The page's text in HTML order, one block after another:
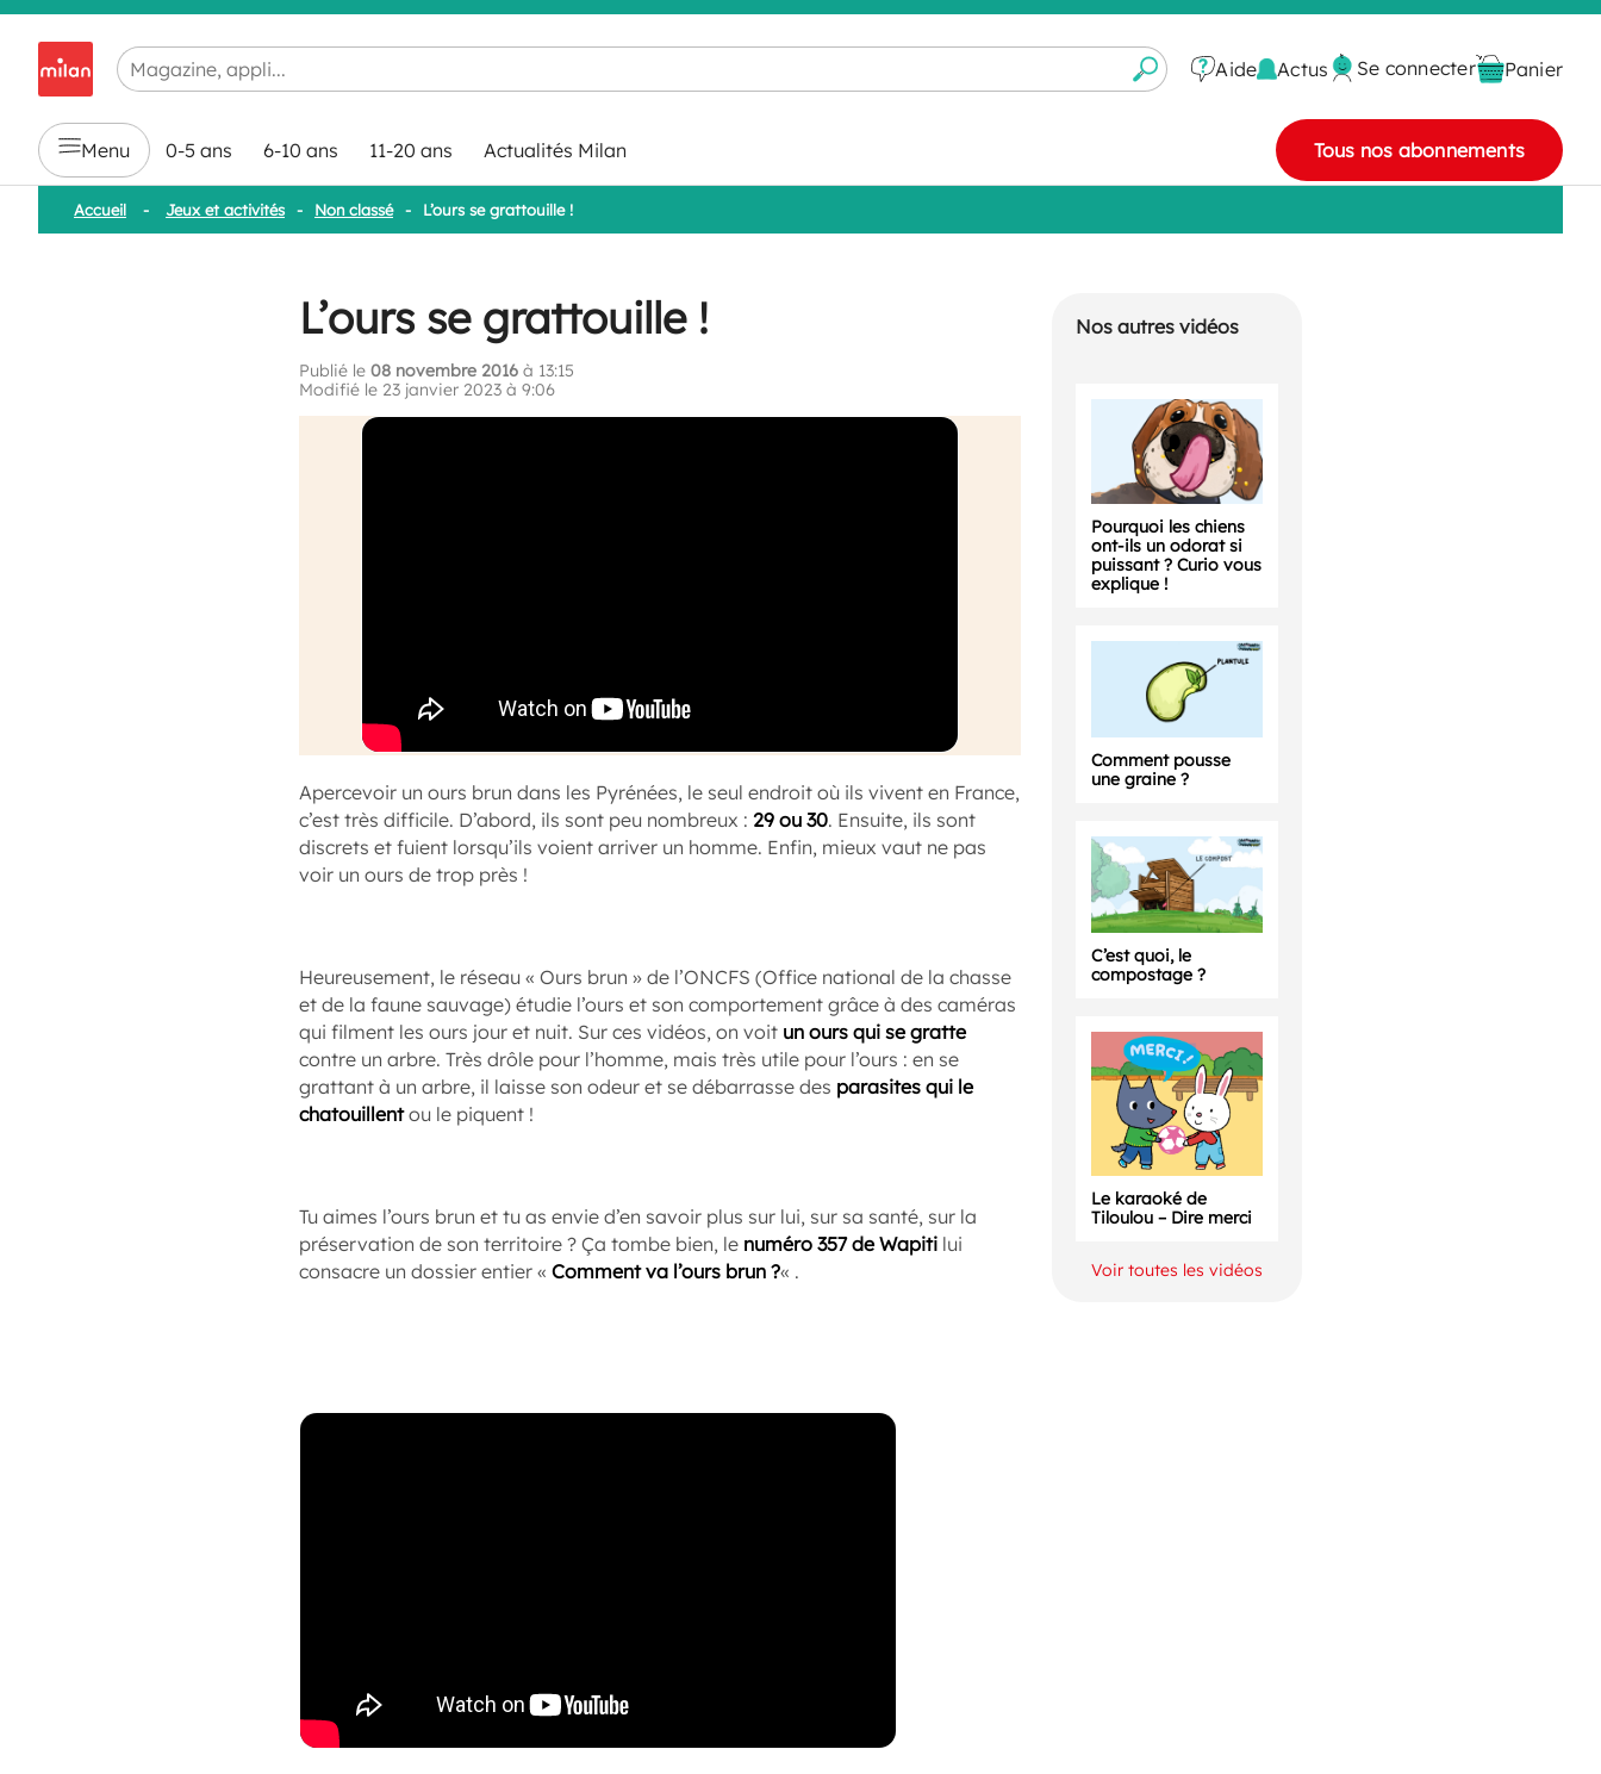
Chargement en cours...
Aide Actus Se connecter Panier
Menu 0-5 ans 6-10 ans 11-20 ans Actualités Milan Tous nos abonnements
Accueil - Jeux et activités - Non classé - L’ours se grattouille !
L’ours se grattouille !
Publié le 08 novembre 2016 à 13:15
Modifié le 23 janvier 2023 à 9:06
Apercevoir un ours brun dans les Pyrénées, le seul endroit où ils vivent en France,
c’est très difficile. D’abord, ils sont peu nombreux : 29 ou 30. Ensuite, ils sont
discrets et fuient lorsqu’ils voient arriver un homme. Enfin, mieux vaut ne pas
voir un ours de trop près !
Heureusement, le réseau « Ours brun » de l’ONCFS (Office national de la chasse
et de la faune sauvage) étudie l’ours et son comportement grâce à des caméras
qui filment les ours jour et nuit. Sur ces vidéos, on voit un ours qui se gratte
contre un arbre. Très drôle pour l’homme, mais très utile pour l’ours : en se
grattant à un arbre, il laisse son odeur et se débarrasse des parasites qui le
chatouillentou le piquent !
Tu aimes l’ours brun et tu as envie d’en savoir plus sur lui, sur sa santé, sur la
préservation de son territoire ? Ça tombe bien, le numéro 357 de Wapiti lui
consacre un dossier entier « Comment va l’ours brun ?« .
Nos autres vidéos
Pourquoi les chiens
ont-ils un odorat si
puissant ? Curio vous
explique !
Comment pousse
une graine ?
C’est quoi, le
compostage ?
Le karaoké de
Tiloulou – Dire merci
Voir toutes les vidéos